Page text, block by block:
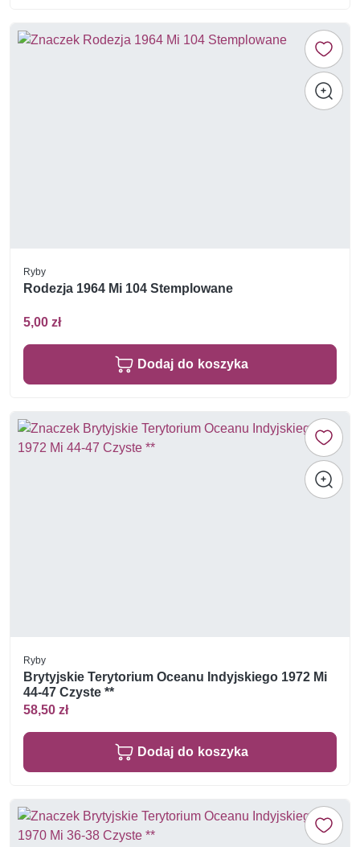
Ryby
Rodezja 1964 Mi 104 Stemplowane
5,00 zł
Dodaj do koszyka
Ryby
Brytyjskie Terytorium Oceanu Indyjskiego 1972 Mi
44-47 Czyste **
58,50 zł
Dodaj do koszyka